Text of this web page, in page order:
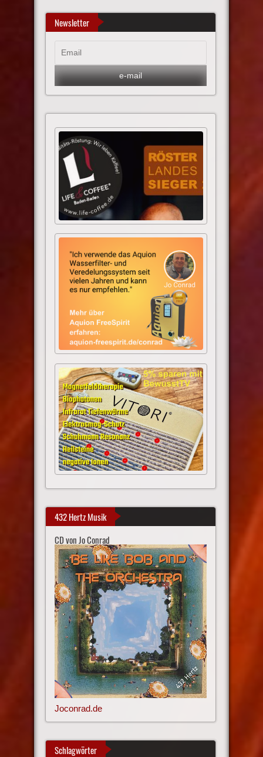
Newsletter
432 Hertz Musik
CD von Jo Conrad
Joconrad.de
Schlagwörter